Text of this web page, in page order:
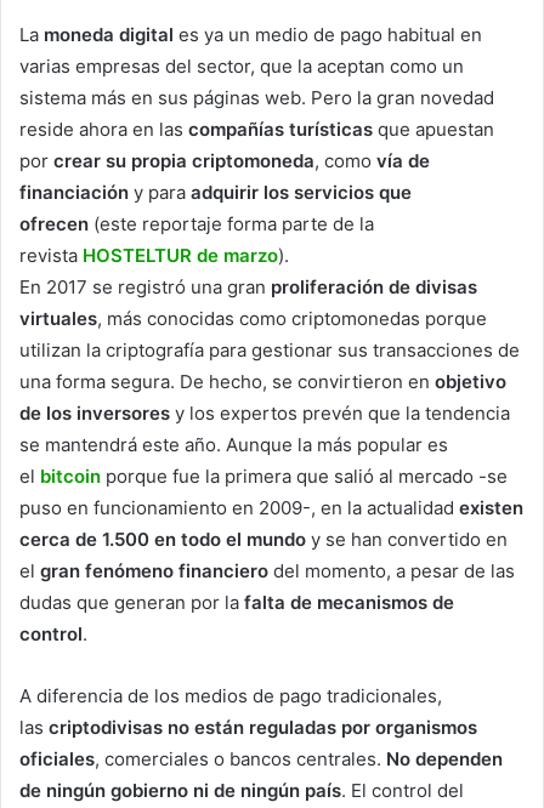
La moneda digital es ya un medio de pago habitual en
varias empresas del sector, que la aceptan como un
sistema más en sus páginas web. Pero la gran novedad
reside ahora en las compañías turísticas que apuestan
por crear su propia criptomoneda, como vía de
financiación y para adquirir los servicios que
ofrecen (este reportaje forma parte de la
revista HOSTELTUR de marzo).
En 2017 se registró una gran proliferación de divisas
virtuales, más conocidas como criptomonedas porque
utilizan la criptografía para gestionar sus transacciones de
una forma segura. De hecho, se convirtieron en objetivo
de los inversores y los expertos prevén que la tendencia
se mantendrá este año. Aunque la más popular es
el bitcoin porque fue la primera que salió al mercado -se
puso en funcionamiento en 2009-, en la actualidad existen
cerca de 1.500 en todo el mundo y se han convertido en
el gran fenómeno financiero del momento, a pesar de las
dudas que generan por la falta de mecanismos de
control.
A diferencia de los medios de pago tradicionales,
las criptodivisas no están reguladas por organismos
oficiales, comerciales o bancos centrales. No dependen
de ningún gobierno ni de ningún país. El control del